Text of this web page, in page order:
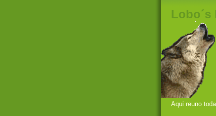
Lobo´s
Aqui reuno